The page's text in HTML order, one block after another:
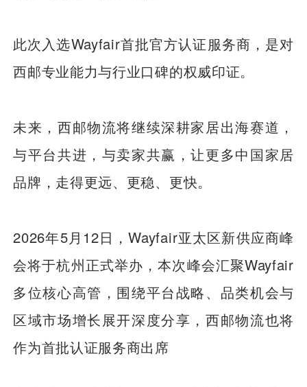
此次入选Wayfair首批官方认证服务商，是对
西邮专业能力与行业口碑的权威印证。
未来，西邮物流将继续深耕家居出海赛道，
与平台共进，与卖家共赢，让更多中国家居
品牌，走得更远、更稳、更快。
2026年5月12日，Wayfair亚太区新供应商峰
会将于杭州正式举办，本次峰会汇聚Wayfair
多位核心高管，围绕平台战略、品类机会与
区域市场增长展开深度分享，西邮物流也将
作为首批认证服务商出席